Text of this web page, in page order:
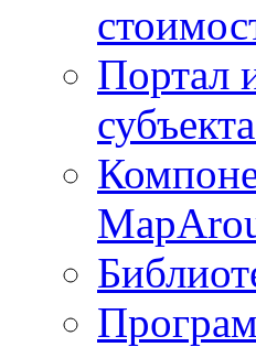
Портал